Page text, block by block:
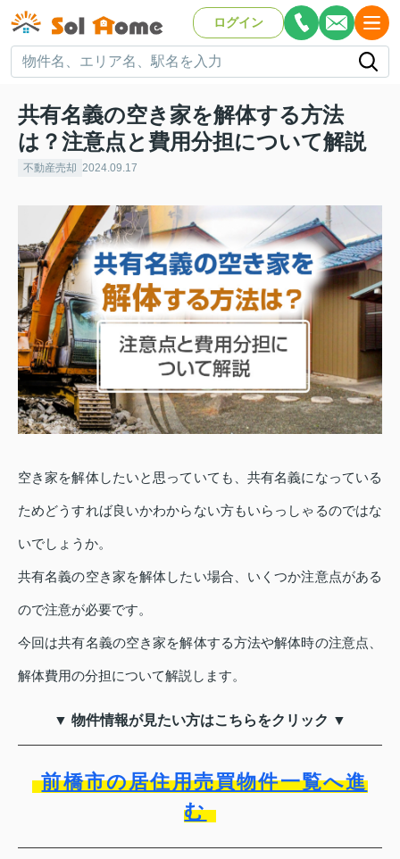
ログイン
共有名義の空き家を解体する方法
は？注意点と費用分担について解説
不動産売却 2024.09.17
空き家を解体したいと思っていても、共有名義になっている
ためどうすれば良いかわからない方もいらっしゃるのではな
いでしょうか。
共有名義の空き家を解体したい場合、いくつか注意点がある
ので注意が必要です。
今回は共有名義の空き家を解体する方法や解体時の注意点、
解体費用の分担について解説します。
▼ 物件情報が見たい方はこちらをクリック ▼
前橋市の居住用売買物件一覧へ進
む